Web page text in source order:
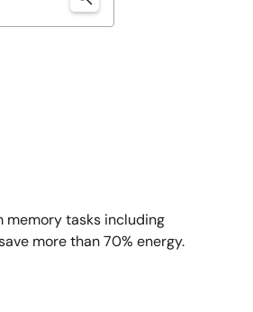
memory tasks including
more than 70% energy.